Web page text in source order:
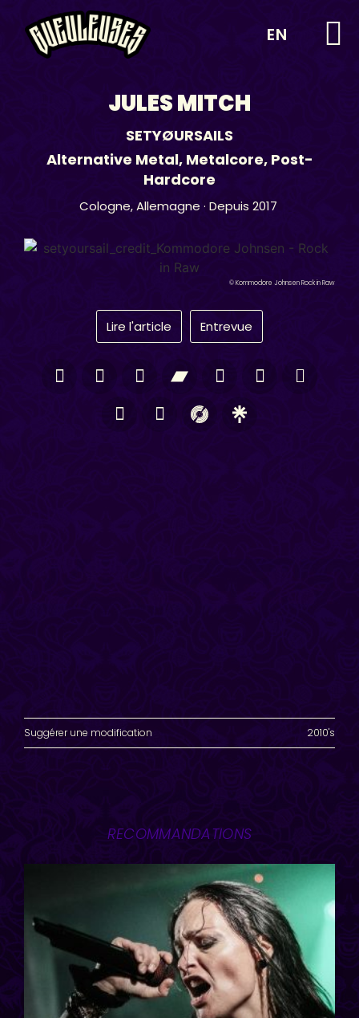
EN
JULES MITCH
SETYØURSAILS
Alternative Metal, Metalcore, Post-
Hardcore
Cologne, Allemagne · Depuis 2017
© Kommodore Johnsen Rock in Raw
Lire l'article Entrevue
Suggérer une modification 2010's
RECOMMANDATIONS